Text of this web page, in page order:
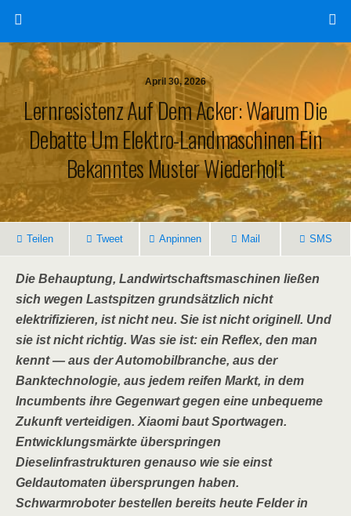
April 30, 2026
Lernresistenz Auf Dem Acker: Warum Die
Debatte Um Elektro-Landmaschinen Ein
Bekanntes Muster Wiederholt
Teilen Tweet Anpinnen Mail SMS
Die Behauptung, Landwirtschaftsmaschinen ließen
sich wegen Lastspitzen grundsätzlich nicht
elektrifizieren, ist nicht neu. Sie ist nicht originell. Und
sie ist nicht richtig. Was sie ist: ein Reflex, den man
kennt — aus der Automobilbranche, aus der
Banktechnologie, aus jedem reifen Markt, in dem
Incumbents ihre Gegenwart gegen eine unbequeme
Zukunft verteidigen. Xiaomi baut Sportwagen.
Entwicklungsmärkte überspringen
Dieselinfrastrukturen genauso wie sie einst
Geldautomaten übersprungen haben.
Schwarmroboter bestellen bereits heute Felder in